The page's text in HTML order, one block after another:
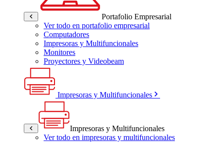
Portafolio Empresarial
Ver todo en portafolio empresarial
Computadores
Impresoras y Multifuncionales
Monitores
Proyectores y Videobeam
Impresoras y Multifuncionales
Impresoras y Multifuncionales
Ver todo en impresoras y multifuncionales